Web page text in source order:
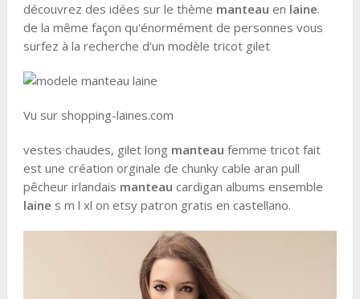
découvrez des idées sur le thème manteau en laine.
de la même façon qu'énormément de personnes vous
surfez à la recherche d'un modèle tricot gilet
Vu sur shopping-laines.com
vestes chaudes, gilet long manteau femme tricot fait
est une création orginale de chunky cable aran pull
pêcheur irlandais manteau cardigan albums ensemble
laine s m l xl on etsy patron gratis en castellano.